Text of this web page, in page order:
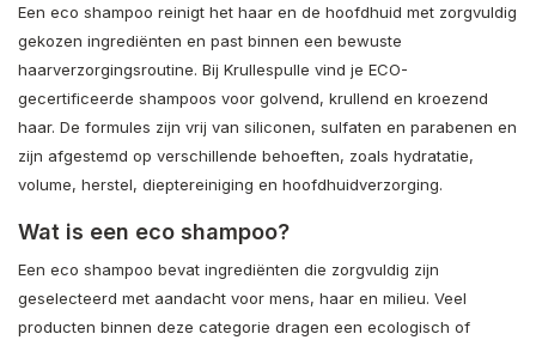
Een eco shampoo reinigt het haar en de hoofdhuid met zorgvuldig
gekozen ingrediënten en past binnen een bewuste
haarverzorgingsroutine. Bij Krullespulle vind je ECO-
gecertificeerde shampoos voor golvend, krullend en kroezend
haar. De formules zijn vrij van siliconen, sulfaten en parabenen en
zijn afgestemd op verschillende behoeften, zoals hydratatie,
volume, herstel, dieptereiniging en hoofdhuidverzorging.
Wat is een eco shampoo?
Een eco shampoo bevat ingrediënten die zorgvuldig zijn
geselecteerd met aandacht voor mens, haar en milieu. Veel
producten binnen deze categorie dragen een ecologisch of